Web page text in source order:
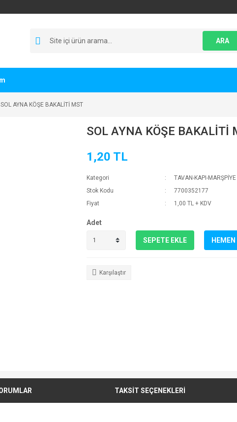
ARA
SOL AYNA KÖŞE BAKALİTİ MST
SOL AYNA KÖŞE BAKALİTİ
1,20 TL
Kategori
TAVAN-KAPI-MARŞPİYE
Stok Kodu
7700352177
Fiyat
1,00 TL + KDV
Adet
SEPETE EKLE HEMEN
Karşılaştır
TAKSİT SEÇENEKLERİ